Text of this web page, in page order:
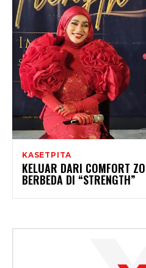
KASETPITA
KELUAR DARI COMFORT
BERBEDA DI “STRENGTH”